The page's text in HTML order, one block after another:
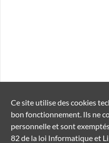
Ce site utilise descookies
bon fonctionnement. Ils ne
personnelle et sont
82 de la loi Informatique et